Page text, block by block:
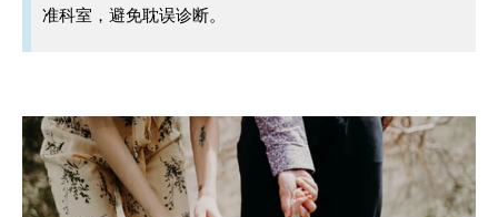
准科室，避免耽误诊断。